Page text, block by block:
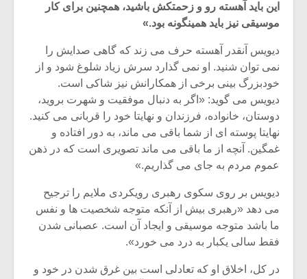
این باید آهسته رو و زحمتکش باشید، همچنین برای کار
موسیقی نیز باید همینگونه بود.»
دیویس آنقدر آهسته حرف می زند که گاهی صدایش را
نمی توان شنید. او نمی گذارد سرش زیاد شلوغ شود و از
خودبزرگ بینی برخی از همکارانش نیز شاکی است.
دیویس می گوید: «اگر به دنبال موفقیت و شهرت بروید،
دوستان، خانواده، فرزندان و نهایتا خود را قربانی می کنید.
نهایتا پوسته ای از شما باقی می ماند، به دور افتاده و
غمگین. آنچه از ما باقی می ماند تصویری است که در ذهن
عموم مردم به جای می گذاریم.»
دیویس بر روی سکوی رهبری رویکردی ملایم را ترجیح
می دهد «رهبری بیش از آنکه متوجه شخصیت ها و نفس
ما باشد متوجه موسیقی و ایجاد آن است. عصبانی شدن
فقط سالی یکبار به درد می خورد».
در کل، اخلاق او که تعادلی است بین غرق شدن در خود و
میکلوش روژا موریس ژار